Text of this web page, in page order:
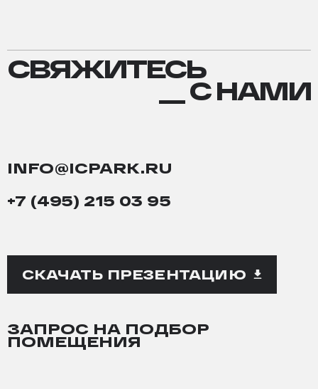
СВЯЖИТЕСЬ
СВЯЖИТЕСЬ
__ С НАМИ
INFO@ICPARK.RU
+7 (495) 215 03 95
СКАЧАТЬ ПРЕЗЕНТАЦИЮ
ЗАПРОС НА ПОДБОР
ПОМЕЩЕНИЯ